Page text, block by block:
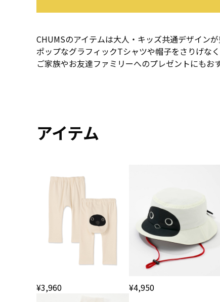
CHUMSのアイテムは大人・キッズ共通デザインが
ポップなグラフィックTシャツや帽子をさりげな
ご家族やお友達ファミリーへのプレゼントにもお
アイテム
¥3,960 ¥4,950